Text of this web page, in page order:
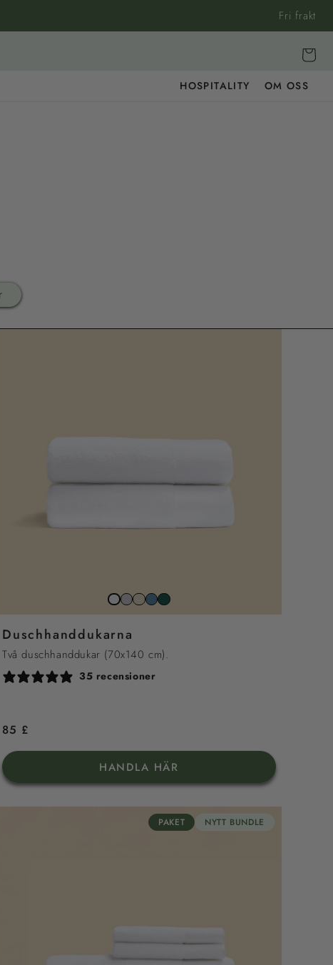
Fri frakt
HOSPITALITY OM OSS
Vagn
Snow
White
Stone
Grey
Beach
Sand
North
Sea
Juniper
Green
Duschhanddukarna
Två duschhanddukar (70x140 cm).
35 recensioner
Ordinarie
pris
85 £
HANDLA HÄR
PAKET NYTT BUNDLE